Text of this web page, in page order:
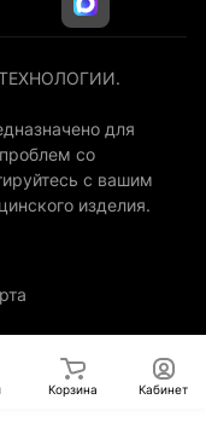
для
со
с вашим
изделия.
Корзина Кабинет